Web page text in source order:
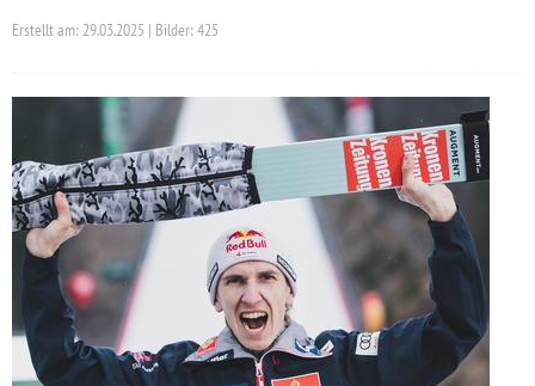
Erstellt am: 29.03.2025 | Bilder: 425